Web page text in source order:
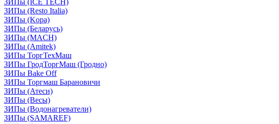
ЗИПы (ICE TECH)
ЗИПы (Resto Italia)
ЗИПы (Kopa)
ЗИПы (Беларусь)
ЗИПы (MACH)
ЗИПы (Amitek)
ЗИПы ТоргТехМаш
ЗИПы ГродТоргМаш (Гродно)
ЗИПы Bake Off
ЗИПы Торгмаш Барановичи
ЗИПы (Атеси)
ЗИПы (Весы)
ЗИПы (Водонагреватели)
ЗИПы (SAMAREF)